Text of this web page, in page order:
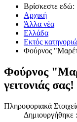
Βρίσκεστε εδώ:
Αρχική
Άλλα νέα
Ελλάδα
Εκτός
Φούρνος
Φούρνος
γειτονιάς σας!
Πληροφοριακά
Δημιουργήθηκε